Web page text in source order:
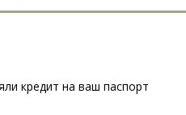
кредит на ваш паспорт